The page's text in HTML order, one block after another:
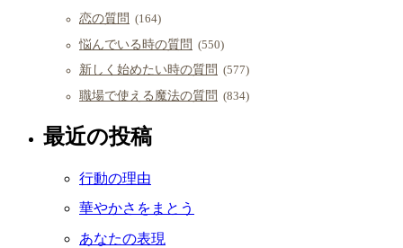
恋の質問 (164)
悩んでいる時の質問 (550)
新しく始めたい時の質問 (577)
職場で使える魔法の質問 (834)
最近の投稿
行動の理由
華やかさをまとう
あなたの表現